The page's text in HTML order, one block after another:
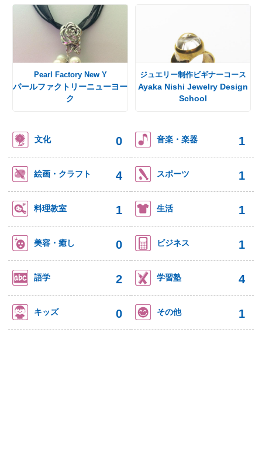
Pearl Factory New Y
パールファクトリーニューヨー
ク
ジュエリー制作ビギナーコース
Ayaka Nishi Jewelry Design
School
文化 0 音楽・楽器 1
絵画・クラフト 4 スポーツ 1
料理教室 1 生活 1
美容・癒し 0 ビジネス 1
語学 2 学習塾 4
キッズ 0 その他 1